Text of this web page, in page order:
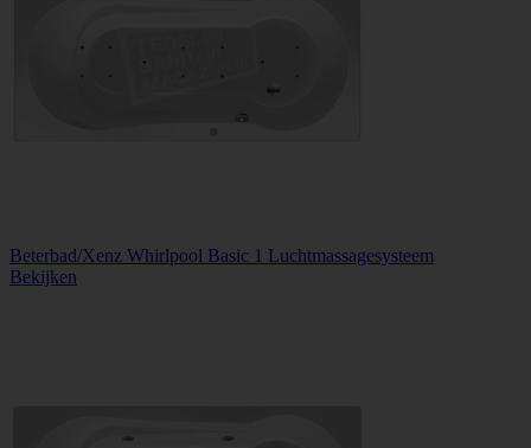
Beterbad/Xenz Whirlpool Basic 1 Luchtmassagesysteem
Bekijken